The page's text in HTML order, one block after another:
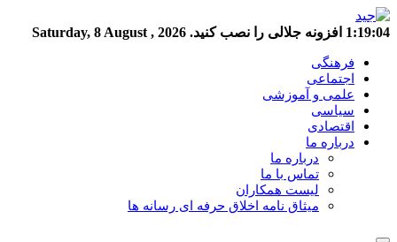
1:19:04 افزونه جلالی را نصب کنید. Saturday, 8 August , 2026
فرهنگی
اجتماعی
علمی و آموزشی
سیاسی
اقتصادی
درباره ما
درباره ما
تماس با ما
لیست همکاران
میثاق نامه اخلاق حرفه ای رسانه ها